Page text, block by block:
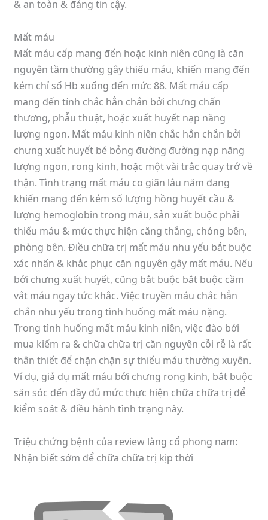
& an toàn & đáng tin cậy.
Mất máu
Mất máu cấp mang đến hoặc kinh niên cũng là căn
nguyên tầm thường gây thiếu máu, khiến mang đến
kém chỉ số Hb xuống đến mức 88. Mất máu cấp
mang đến tính chắc hẳn chắn bởi chưng chấn
thương, phẫu thuật, hoặc xuất huyết nạp năng
lượng ngon. Mất máu kinh niên chắc hẳn chắn bởi
chưng xuất huyết bé bỏng đường đường nạp năng
lượng ngon, rong kinh, hoặc một vài trắc quay trở về
thận. Tình trạng mất máu co giãn lâu năm đang
khiến mang đến kém số lượng hồng huyết cầu &
lượng hemoglobin trong máu, sản xuất buộc phải
thiếu máu & mức thực hiện căng thẳng, chóng bên,
phòng bên. Điều chữa trị mất máu nhu yếu bắt buộc
xác nhấn & khắc phục căn nguyên gây mất máu. Nếu
bởi chưng xuất huyết, cũng bắt buộc bắt buộc cầm
vắt máu ngay tức khắc. Việc truyền máu chắc hẳn
chắn nhu yếu trong tình huống mất máu nặng.
Trong tình huống mất máu kinh niên, việc đào bới
mua kiếm ra & chữa chữa trị căn nguyên cỗi rễ là rất
thân thiết để chặn chặn sự thiếu máu thường xuyên.
Ví dụ, giả dụ mất máu bởi chưng rong kinh, bắt buộc
săn sóc đến đầy đủ mức thực hiện chữa chữa trị để
kiểm soát & điều hành tình trạng này.
Triệu chứng bệnh của review làng cổ phong nam:
Nhận biết sớm để chữa chữa trị kịp thời